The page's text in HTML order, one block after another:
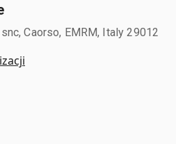
Caorso, EMRM, Italy 29012